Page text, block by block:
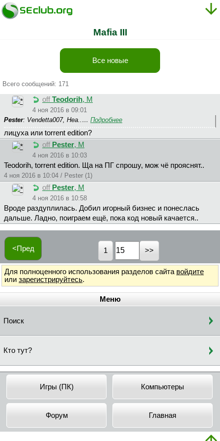
Mafia III
Все новые
Всего сообщений: 171
off Teodorih, М
4 ноя 2016 в 09:01
Pester: Vendetta007, Неа..… Подробнее
лицуха или torrent edition?
off Pester, М
4 ноя 2016 в 10:03
Teodorih, torrent edition. Ща на ПГ спрошу, мож чё прояснят..
4 ноя 2016 в 10:04 / Pester (1)
off Pester, М
4 ноя 2016 в 10:58
Вроде раздуплилась. Добил игорный бизнес и понеслась
дальше. Ладно, поиграем ещё, пока код новый качается..
<Пред 1
Для полноценного использования разделов сайта войдите
или зарегистрируйтесь.
Меню
Поиск
Кто тут?
Игры (ПК) Компьютеры
Форум Главная